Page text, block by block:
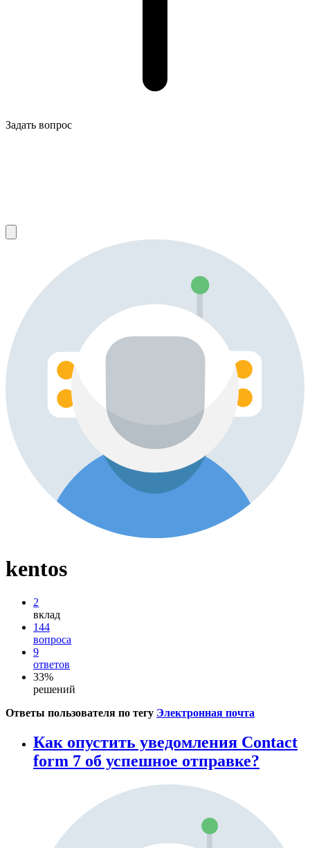
Задать вопрос
kentos
2
вклад
144
вопроса
9
ответов
33%
решений
Ответы пользователя по тегу Электронная почта
Как опустить уведомления Contact
form 7 об успешное отправке?